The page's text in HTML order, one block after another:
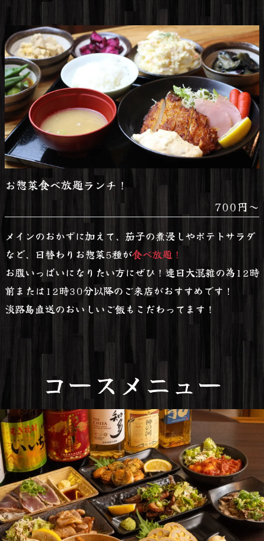
お惣菜食べ放題ランチ！
700円～
メインのおかずに加えて、茄子の煮浸しやポテトサラダ
など、日替わりお惣菜5種が食べ放題！
お腹いっぱいになりたい方にぜひ！連日大混雑の為12時
前または12時30分以降のご来店がおすすめです！
淡路島直送のおいしいご飯もこだわってます！
コースメニュー